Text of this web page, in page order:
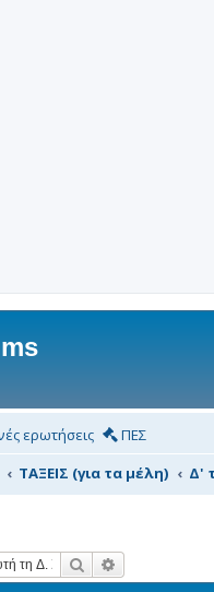
ερωτήσεις ΠΕΣ
ΤΑΞΕΙΣ (για τα μέλη) Δ'
Αναζήτηση